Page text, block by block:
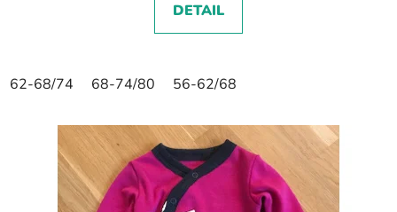
DETAIL
62-68/74 68-74/80 56-62/68